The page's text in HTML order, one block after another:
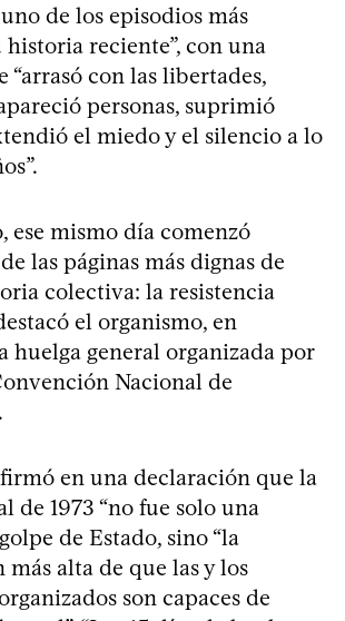
de los episodios más
historia reciente”, con una
“arrasó con las libertades,
personas, suprimió
el miedo y el silencio a lo
ese mismo día comenzó
las páginas más dignas de
colectiva: la resistencia
el organismo, en
huelga general organizada por
Nacional de
en una declaración que la
de 1973 “no fue solo una
de Estado, sino “la
alta de que las y los
son capaces de